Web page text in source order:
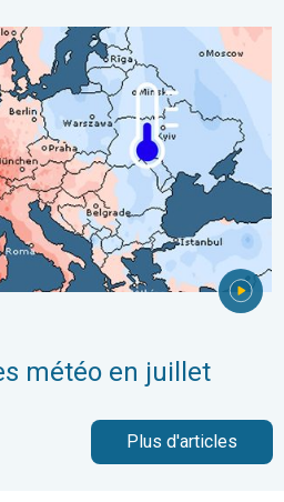
juillet. En Europe. . . lundi 3 août
météo en juillet
Plus d'articles